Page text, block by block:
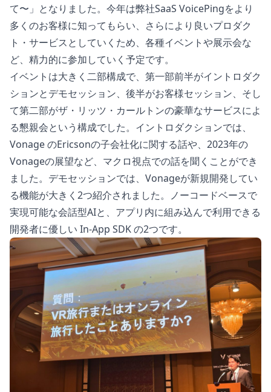
て〜」となりました。今年は弊社SaaS VoicePingをより
多くのお客様に知ってもらい、さらにより良いプロダク
ト・サービスとしていくため、各種イベントや展示会な
ど、精力的に参加していく予定です。
イベントは大きく二部構成で、第一部前半がイントロダク
ションとデモセッション、後半がお客様セッション、そし
て第二部がザ・リッツ・カールトンの豪華なサービスによ
る懇親会という構成でした。イントロダクションでは、
Vonage のEricsonの子会社化に関する話や、2023年の
Vonageの展望など、マクロ視点での話を聞くことができ
ました。デモセッションでは、Vonageが新規開発してい
る機能が大きく2つ紹介されました。ノーコードベースで
実現可能な会話型AIと、アプリ内に組み込んで利用できる
開発者に優しい In-App SDK の2つです。